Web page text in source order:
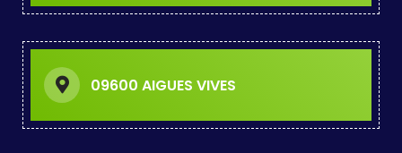
09600 AIGUES VIVES